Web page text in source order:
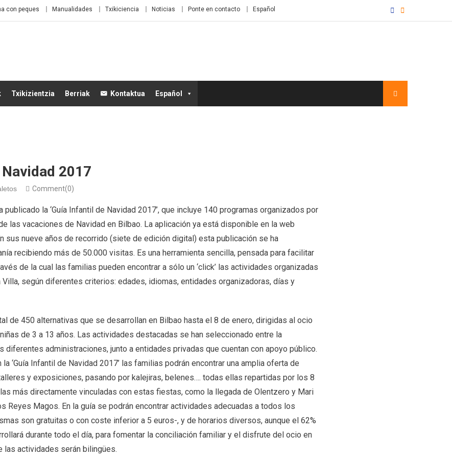
con peques Manualidades Txikiciencia Noticias Ponte en contacto Español
Txikizientzia Berriak Kontaktua Español
2017
Comment(0)
publicado la ‘Guía Infantil de Navidad 2017’, que incluye 140 programas organizados por
las vacaciones de Navidad en Bilbao. La aplicación ya está disponible en la web
sus nueve años de recorrido (siete de edición digital) esta publicación se ha
recibiendo más de 50.000 visitas. Es una herramienta sencilla, pensada para facilitar
de la cual las familias pueden encontrar a sólo un ‘click’ las actividades organizadas
según diferentes criterios: edades, idiomas, entidades organizadoras, días y
de 450 alternativas que se desarrollan en Bilbao hasta el 8 de enero, dirigidas al ocio
de 3 a 13 años. Las actividades destacadas se han seleccionado entre la
diferentes administraciones, junto a entidades privadas que cuentan con apoyo público.
‘Guía Infantil de Navidad 2017’ las familias podrán encontrar una amplia oferta de
y exposiciones, pasando por kalejiras, belenes…. todas ellas repartidas por los 8
más directamente vinculadas con estas fiestas, como la llegada de Olentzero y Mari
Reyes Magos. En la guía se podrán encontrar actividades adecuadas a todos los
son gratuitas o con coste inferior a 5 euros-, y de horarios diversos, aunque el 62%
durante todo el día, para fomentar la conciliación familiar y el disfrute del ocio en
las actividades serán bilingües.